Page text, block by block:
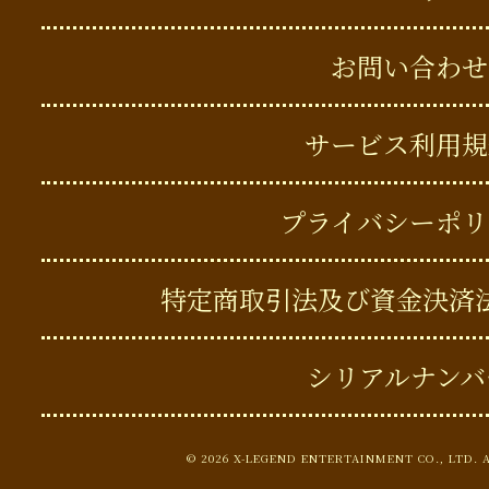
お問い合わせ
サービス利用
プライバシーポ
特定商取引法及び資金決済
シリアルナン
© 2026 X-LEGEND ENTERTAINMENT CO., LTD.